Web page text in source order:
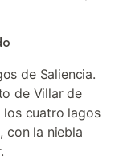
de Saliencia.
de Villar de
los cuatro lagos
con la niebla